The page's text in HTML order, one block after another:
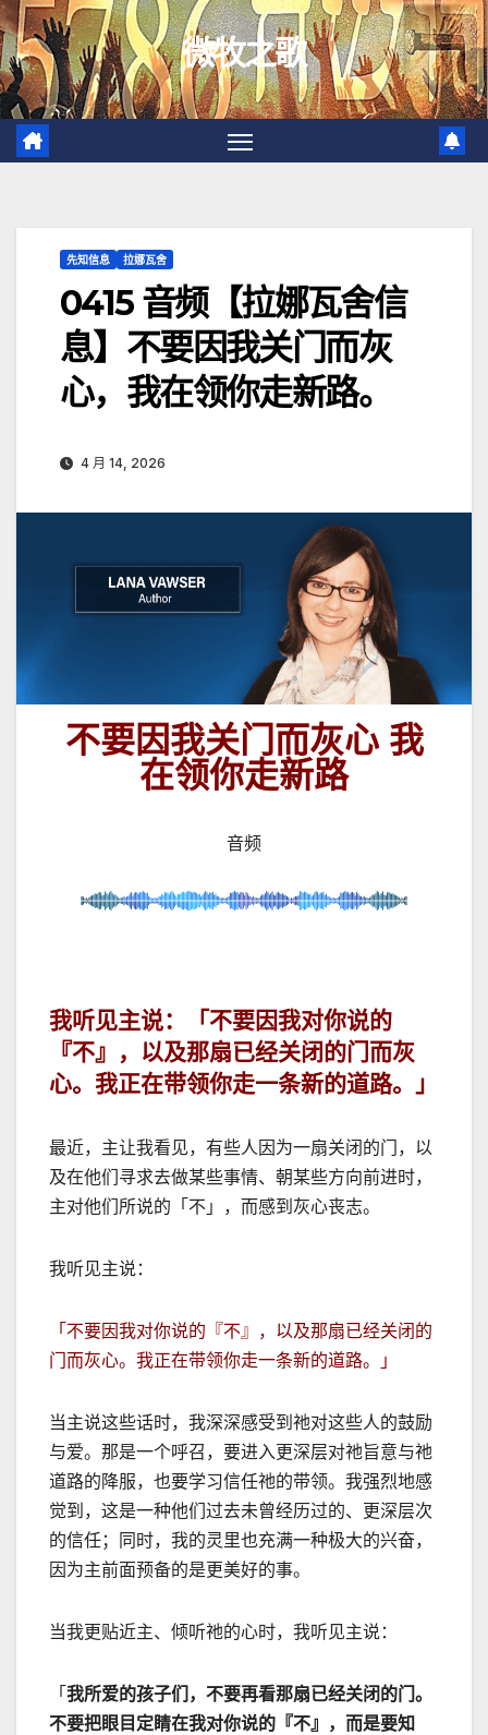
跳
至
内
容
微牧之歌
先知信息 拉娜瓦舍
0415 音频【拉娜瓦舍信
息】不要因我关门而灰
心，我在领你走新路。
4 月 14, 2026
不要因我关门而灰心 我
在领你走新路
音频
我听见主说：「不要因我对你说的
『不』，以及那扇已经关闭的门而灰
心。我正在带领你走一条新的道路。」
最近，主让我看见，有些人因为一扇关闭的门，以
及在他们寻求去做某些事情、朝某些方向前进时，
主对他们所说的「不」，而感到灰心丧志。
我听见主说：
「不要因我对你说的『不』，以及那扇已经关闭的
门而灰心。我正在带领你走一条新的道路。」
当主说这些话时，我深深感受到祂对这些人的鼓励
与爱。那是一个呼召，要进入更深层对祂旨意与祂
道路的降服，也要学习信任祂的带领。我强烈地感
觉到，这是一种他们过去未曾经历过的、更深层次
的信任；同时，我的灵里也充满一种极大的兴奋，
因为主前面预备的是更美好的事。
当我更贴近主、倾听祂的心时，我听见主说：
「 我所爱的孩子们，不要再看那扇已经关闭的门。
不要把眼目定睛在我对你说的『不』，而是要知